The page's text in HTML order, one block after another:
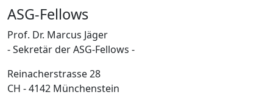
ASG-Fellows
Prof. Dr. Marcus Jäger
- Sekretär der ASG-Fellows -
Reinacherstrasse 28
CH - 4142 Münchenstein